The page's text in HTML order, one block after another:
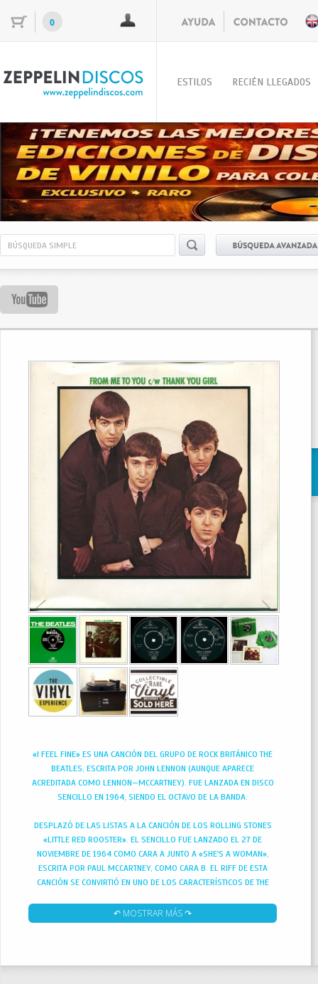
0
ESTILOS RECIÉN LLEGADOS
«I FEEL FINE» ES UNA CANCIÓN DEL GRUPO DE ROCK BRITÁNICO THE
BEATLES, ESCRITA POR JOHN LENNON (AUNQUE APARECE
ACREDITADA COMO LENNON—MCCARTNEY). FUE LANZADA EN DISCO
SENCILLO EN 1964, SIENDO EL OCTAVO DE LA BANDA.
DESPLAZÓ DE LAS LISTAS A LA CANCIÓN DE LOS ROLLING STONES
«LITTLE RED ROOSTER». EL SENCILLO FUE LANZADO EL 27 DE
NOVIEMBRE DE 1964 COMO CARA A JUNTO A «SHE'S A WOMAN»,
ESCRITA POR PAUL MCCARTNEY, COMO CARA B. EL RIFF DE ESTA
CANCIÓN SE CONVIRTIÓ EN UNO DE LOS CARACTERÍSTICOS DE THE
RIDE», «AND YOUR BIRD CAN SING» Y «PAPERBACK WRITER»
↶ MOSTRAR MÁS ↷